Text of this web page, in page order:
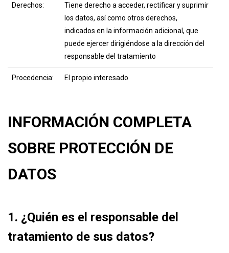
Derechos:
Tiene derecho a acceder, rectificar y suprimir
los datos, así como otros derechos,
indicados en la información adicional, que
puede ejercer dirigiéndose a la dirección del
responsable del tratamiento
Procedencia: El propio interesado
INFORMACIÓN COMPLETA
SOBRE PROTECCIÓN DE
DATOS
1. ¿Quién es el responsable del
tratamiento de sus datos?